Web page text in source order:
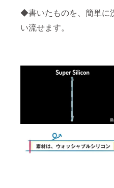
◆書いたものを、簡単に
い流せます。